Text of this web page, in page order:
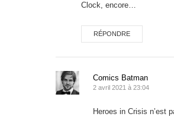
Clock, encore…
RÉPONDRE
Comics Batman
2 avril 2021 à 23:04
Heroes in Crisis n’est